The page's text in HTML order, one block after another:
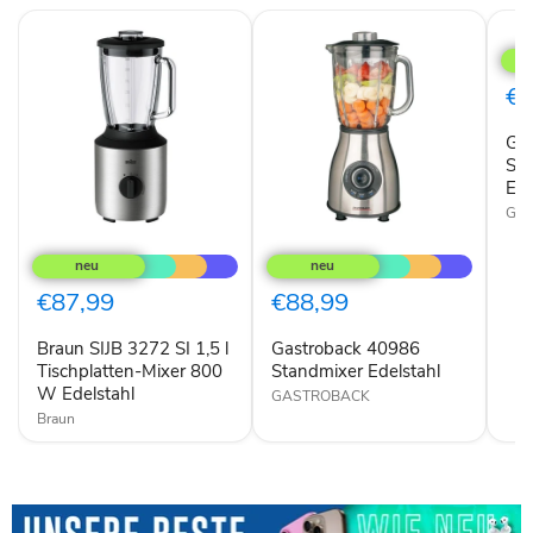
SIJB
3272
SI
1,5
Tischplatten-
Mixer
800
W
Edelstahl
€87,99
Braun SIJB 3272 SI 1,5 l
Tischplatten-Mixer 800
W Edelstahl
Braun
40986
Standmixer
Edelstahl
€88,99
Gastroback 40986
Standmixer Edelstahl
GASTROBACK